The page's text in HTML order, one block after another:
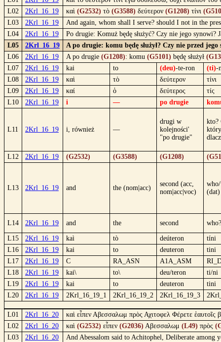
L02
2Krl_16_19 καὶ (G2532) τὸ (G3588) δεύτερον (G1208) τίνι
L03
2Krl_16_19
And again, whom shall I serve? should I not in the
L04
2Krl_16_19
Po drugie: Komuż będę służyć? Czy nie jego synowi?
L05
2Krl_16_19
A po drugie: komu będę służył? Czy nie przed
L06
2Krl_16_19 A po drugie (G1208): komu (G5101) będę służył
L07
2Krl_16_19 kai to (deu)-te-ron (ti)-
L08
2Krl_16_19 καὶ τὸ δεύτερον
τίνι
L09
2Krl_16_19 καί ὁ δεύτερος
τίς
L10
2Krl_16_19 i — po drugie
L11 2Krl_16_19 i, również —
drugi w
kolejności'
"po drugie"
kto?
L12 2Krl_16_19 (G2532) (G3588) (G1208)
L13 2Krl_16_19 and the (nom|acc)
second (acc,
nom|acc|voc)
(dat)
L14 2Krl_16_19 and the second who?
L15 2Krl_16_19 kaì tò deúteron
tíni
L16
2Krl_16_19 kai to deuteron
tini
L17
2Krl_16_19 C RA_ASN A1A_ASM
L18
2Krl_16_19 kai\ to\ deu/teron
ti/ni
L19
2Krl_16_19 kai to deuteron
tini
L20
2Krl_16_19 2Krl_16_19_1 2Krl_16_19_2 2Krl_16_19_3
L01 2Krl_16_20
καὶ εἶπεν Αβεσσαλωμ πρὸς Αχιτοφελ Φέρετε ἑαυτοῖς
L02
2Krl_16_20 καὶ (G2532) εἶπεν (G2036) Αβεσσαλωμ (L49) πρὸς
L03
2Krl_16_20
And Abessalom said to Achitophel, Deliberate among